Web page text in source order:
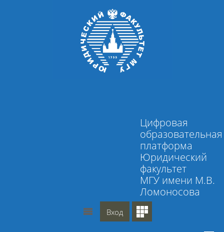
Цифровая
образовательная
платформа
Юридический
факультет
МГУ имени М.В.
Ломоносова
Вход